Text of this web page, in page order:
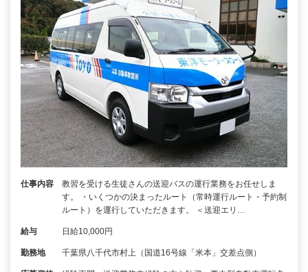
仕事内容
教習を受ける生徒さんの送迎バスの運行業務をお任せしま
す。 ・いくつかの決まったルート（常時運行ルート・予約制
ルート）を運行していただきます。 ＜送迎エリ…
給与 日給10,000円
勤務地 千葉県八千代市村上（国道16号線「米本」交差点側）